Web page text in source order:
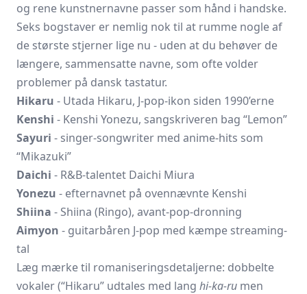
og rene kunstnernavne passer som hånd i handske.
Seks bogstaver er nemlig nok til at rumme nogle af
de største stjerner lige nu - uden at du behøver de
længere, sammensatte navne, som ofte volder
problemer på dansk tastatur.
Hikaru - Utada Hikaru, J-pop-ikon siden 1990’erne
Kenshi - Kenshi Yonezu, sangskriveren bag “Lemon”
Sayuri - singer-songwriter med anime-hits som
“Mikazuki”
Daichi - R&B-talentet Daichi Miura
Yonezu - efternavnet på ovennævnte Kenshi
Shiina - Shiina (Ringo), avant-pop-dronning
Aimyon - guitarbåren J-pop med kæmpe streaming-
tal
Læg mærke til romaniseringsdetaljerne: dobbelte
vokaler (“Hikaru” udtales med lang hi-ka-ru men